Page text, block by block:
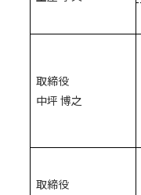
取締役
中坪 博之
取締役